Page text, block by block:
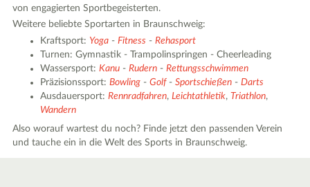
von engagierten Sportbegeisterten.
Weitere beliebte Sportarten in Braunschweig:
Kraftsport: Yoga -Fitness -Rehasport
Turnen: Gymnastik - Trampolinspringen - Cheerleading
Wassersport:Kanu -Rudern -Rettungsschwimmen
Präzisionssport:Bowling -Golf-Sportschießen -Darts
Ausdauersport:Rennradfahren,Leichtathletik,Triathlon,
Wandern
Also worauf wartest du noch? Finde jetzt den passenden Verein
und tauche ein in die Welt des Sports in Braunschweig.